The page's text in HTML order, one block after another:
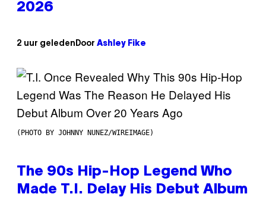
2026
2 uur geleden Door Ashley Fike
(PHOTO BY JOHNNY NUNEZ/WIREIMAGE)
The 90s Hip-Hop Legend Who
Made T.I. Delay His Debut Album